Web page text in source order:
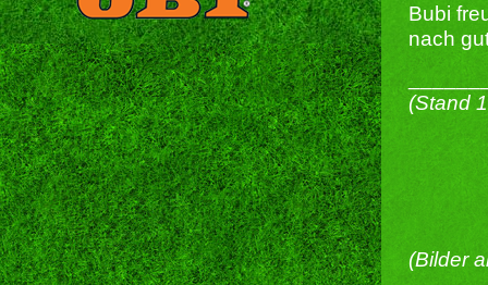
Bubi
nach
(Stand
(Bilder